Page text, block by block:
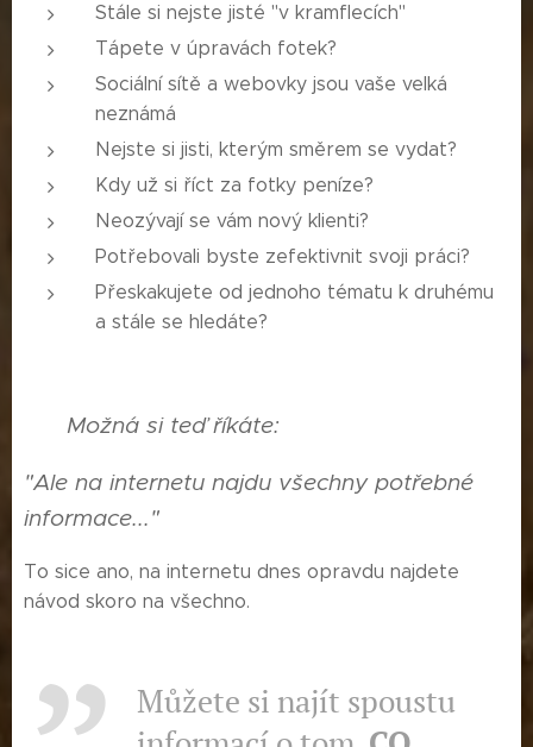
Stále si nejste jisté "v kramflecích"
Tápete v úpravách fotek?
Sociální sítě a webovky jsou vaše velká
neznámá
Nejste si jisti, kterým směrem se vydat?
Kdy už si říct za fotky peníze?
Neozývají se vám nový klienti?
Potřebovali byste zefektivnit svoji práci?
Přeskakujete od jednoho tématu k druhému
a stále se hledáte?
❓ Možná si teď říkáte:
"Ale na internetu najdu všechny potřebné
informace..."
To sice ano, na internetu dnes opravdu najdete
návod skoro na všechno.
Můžete si najít spoustu